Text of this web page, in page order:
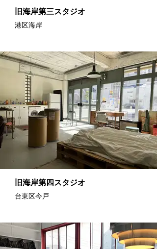
旧海岸第三スタジオ
港区海岸
旧海岸第四スタジオ
台東区今戸